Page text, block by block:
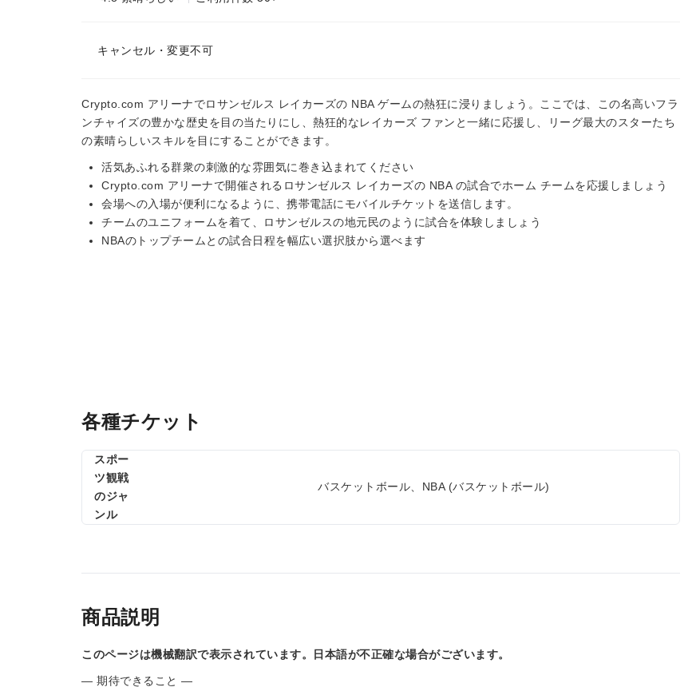
キャンセル・変更不可
Crypto.com アリーナでロサンゼルス レイカーズの NBA ゲームの熱狂に浸りましょう。ここでは、この名高いフラ
ンチャイズの豊かな歴史を目の当たりにし、熱狂的なレイカーズ ファンと一緒に応援し、リーグ最大のスターたち
の素晴らしいスキルを目にすることができます。
活気あふれる群衆の刺激的な雰囲気に巻き込まれてください
Crypto.com アリーナで開催されるロサンゼルス レイカーズの NBA の試合でホーム チームを応援しましょう
会場への入場が便利になるように、携帯電話にモバイルチケットを送信します。
チームのユニフォームを着て、ロサンゼルスの地元民のように試合を体験しましょう
NBAのトップチームとの試合日程を幅広い選択肢から選べます
各種チケット
スポー
ツ観戦
のジャ
ンル
バスケットボール、NBA (バスケットボール)
商品説明
このページは機械翻訳で表示されています。日本語が不正確な場合がございます。
— 期待できること —